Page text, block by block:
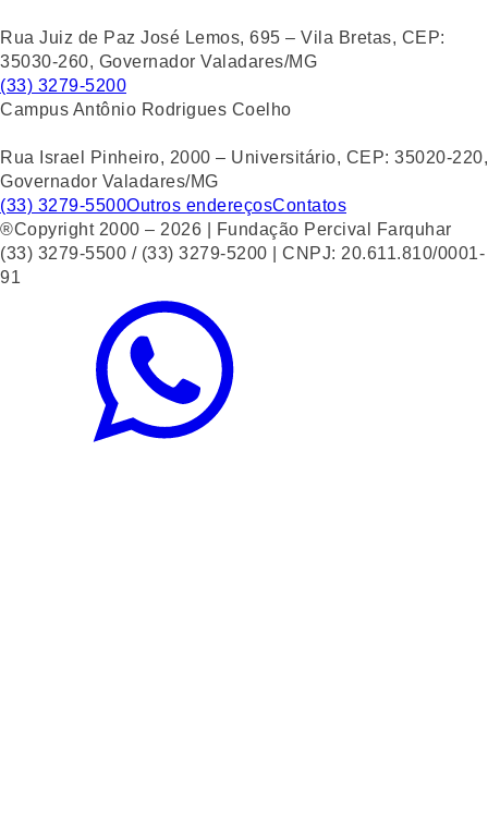
Rua Juiz de Paz José Lemos, 695 – Vila Bretas, CEP:
35030-260, Governador Valadares/MG
(33) 3279-5200
Campus Antônio Rodrigues Coelho
Rua Israel Pinheiro, 2000 – Universitário, CEP: 35020-220,
Governador Valadares/MG
(33) 3279-5500Outros endereçosContatos
®Copyright 2000 – 2026 | Fundação Percival Farquhar
(33) 3279-5500 / (33) 3279-5200 | CNPJ: 20.611.810/0001-
91